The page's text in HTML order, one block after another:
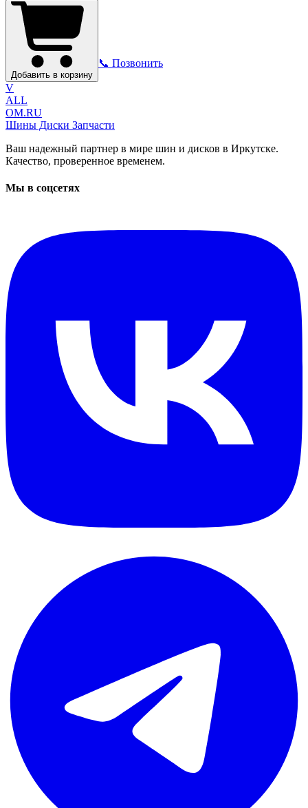
Добавить в корзину
📞 Позвонить
V
ALL
OM.RU
Шины Диски Запчасти
Ваш надежный партнер в мире шин и дисков в Иркутске.
Качество, проверенное временем.
Мы в соцсетях